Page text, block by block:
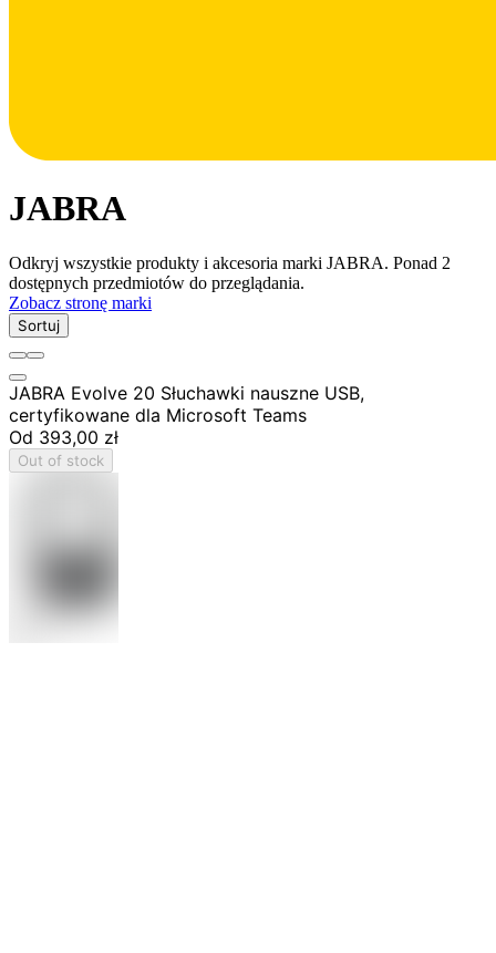
JABRA
Odkryj wszystkie produkty i akcesoria marki JABRA. Ponad 2
dostępnych przedmiotów do przeglądania.
Zobacz stronę marki
Sortuj
JABRA Evolve 20 Słuchawki nauszne USB,
certyfikowane dla Microsoft Teams
Od 393,00 zł
Out of stock